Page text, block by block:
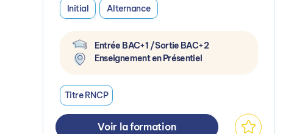
Initial Alternance
Entrée BAC+1 / Sortie BAC+2
Enseignement en Présentiel
Titre RNCP
Voir la formation